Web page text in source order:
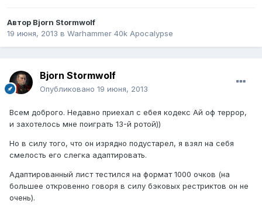
Автор Bjorn Stormwolf
19 июня, 2013 в Warhammer 40k Apocalypse
Bjorn Stormwolf
Опубликовано 19 июня, 2013
Всем доброго. Недавно приехал с ебея кодекс Ай оф террор,
и захотелось мне поиграть 13-й ротой))
Но в силу того, что он изрядно подустарел, я взял на себя
смелость его слегка адаптировать.
Адаптированный лист тестился на формат 1000 очков (на
большее откровенно говоря в силу бэковых рестриктов он не
очень).